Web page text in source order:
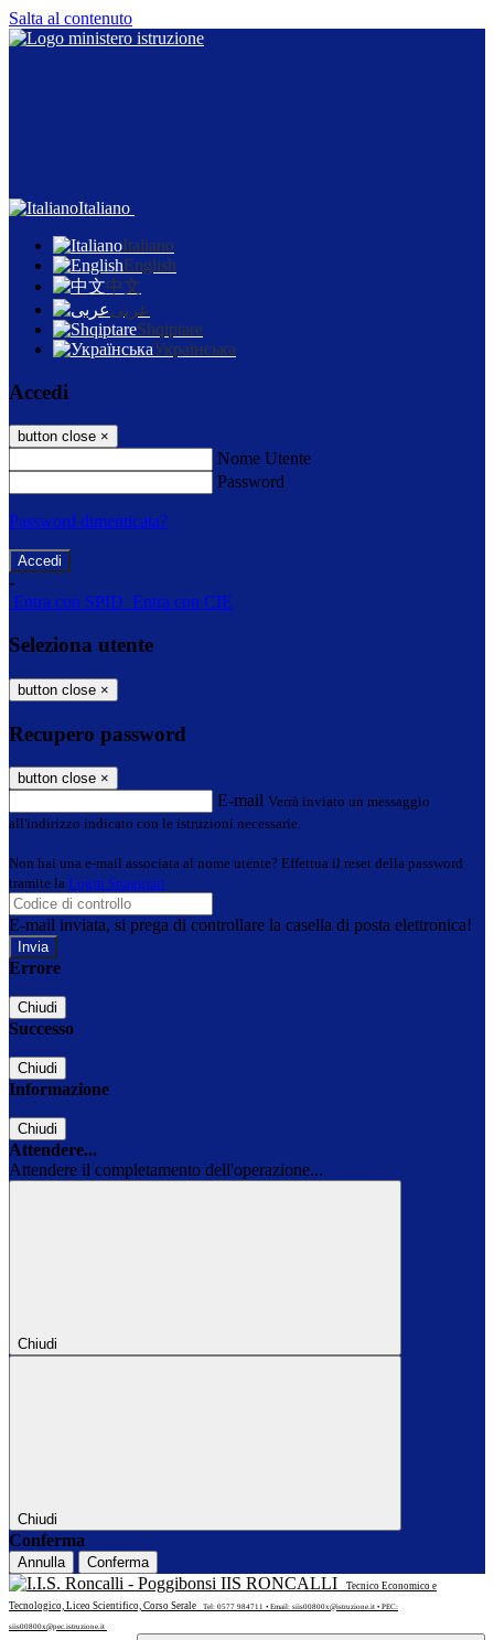
Salta al contenuto
Italiano
Italiano
English
中文
عربى
Shqiptare
Українська
Accedi
button close ×
Nome Utente
Password
Password dimenticata?
-
Entra con SPID Entra con CIE
Seleziona utente
button close ×
Recupero password
button close ×
E-mail Verrà inviato un messaggio
all'indirizzo indicato con le istruzioni necessarie.
Non hai una e-mail associata al nome utente? Effettua il reset della password
tramite la Login Spaggiari
E-mail inviata, si prega di controllare la casella di posta elettronica!
Errore
Chiudi
Successo
Chiudi
Informazione
Chiudi
Attendere...
Attendere il completamento dell'operazione...
Chiudi
Chiudi
Conferma
Annulla Conferma
IIS RONCALLI
Tecnico Economico e
Tecnologico, Liceo Scientifico, Corso Serale
Tel: 0577 984711 • Email: siis00800x@istruzione.it • PEC:
siis00800x@pec.istruzione.it